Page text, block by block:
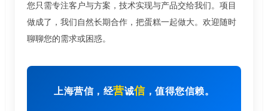
您只需专注客户与方案，技术实现与产品交给我们。项目
做成了，我们自然长期合作，把蛋糕一起做大。欢迎随时
聊聊您的需求或困惑。
上海营信，经营诚信，值得您信赖。